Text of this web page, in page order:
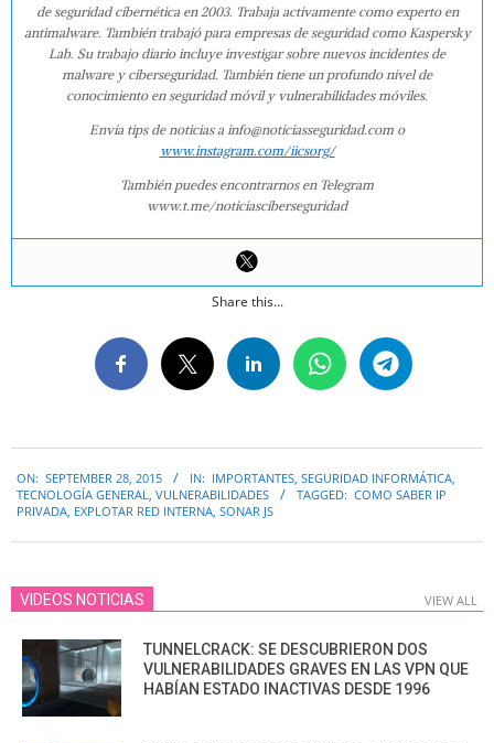
de seguridad cibernética en 2003. Trabaja activamente como experto en
antimalware. También trabajó para empresas de seguridad como Kaspersky
Lab. Su trabajo diario incluye investigar sobre nuevos incidentes de
malware y ciberseguridad. También tiene un profundo nivel de
conocimiento en seguridad móvil y vulnerabilidades móviles.
Envía tips de noticias a info@noticiasseguridad.com o
www.instagram.com/iicsorg/
También puedes encontrarnos en Telegram
www.t.me/noticiasciberseguridad
Share this...
09-
28
ON: SEPTEMBER 28, 2015 IN: IMPORTANTES, SEGURIDAD INFORMÁTICA,
TECNOLOGÍA GENERAL, VULNERABILIDADES TAGGED: COMO SABER IP
PRIVADA, EXPLOTAR RED INTERNA, SONAR JS
VIDEOS NOTICIAS VIEW ALL
TUNNELCRACK: SE DESCUBRIERON DOS
VULNERABILIDADES GRAVES EN LAS VPN QUE
HABÍAN ESTADO INACTIVAS DESDE 1996